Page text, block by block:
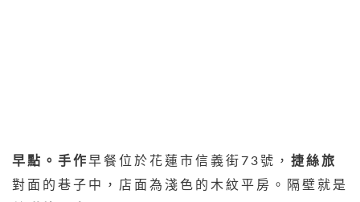
早點。手作早餐位於花蓮市信義街73號， 捷絲旅
對面的巷子中，店面為淺色的木紋平房。隔壁就是